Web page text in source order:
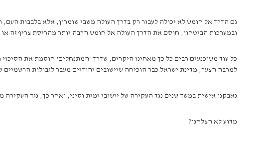
גם הדרך אל חומש לא יכולה לעבור רק בדרך העולה משבי שומרון, אלא בלבבות
ובמערכות הביטחון, חוסם את הדרך העולה אל חומש הרבה יותר מהריסת צריף זה
כל עוד משוכנעים רבים כל כך מאחינו היקרים, שדרך ‘המתנחלים’ חוסמת את
למרבה הצער, מדינת ישראל כבר הוכיחה שיישובים יהודיים מעבר לגבולות
נאבקנו אישית במשך שנים נגד העקירה של יישובי ימית וסיני, ואחר כך, נגד העקירה
מדוע לא הצלחנו?